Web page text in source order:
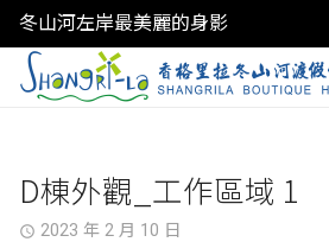
冬山河左岸最美麗的身影
D棟外觀_工作區域 1
access_time 2023 年 2 月 10 日